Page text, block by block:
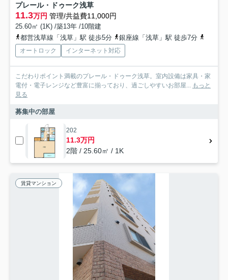
プレール・ドゥーク浅草
11.3万円 管理/共益費11,000円
25.60㎡ (1K) /築13年 /10階建
都営浅草線「浅草」駅 徒歩5分
銀座線「浅草」駅 徒歩7分
オートロック インターネット対応
こだわりポイント満載のプレール・ドゥーク浅草。室内設備は家具・家
電付・電子レンジなど豊富に揃っており、過ごしやすいお部屋... もっと
見る
募集中の部屋
202
11.3万円
2階 / 25.60㎡ / 1K
賃貸マンション